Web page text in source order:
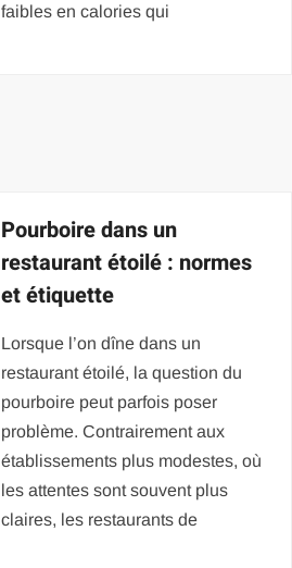
faibles en calories qui
Pourboire dans un
restaurant étoilé : normes
et étiquette
Lorsque l’on dîne dans un
restaurant étoilé, la question du
pourboire peut parfois poser
problème. Contrairement aux
établissements plus modestes, où
les attentes sont souvent plus
claires, les restaurants de